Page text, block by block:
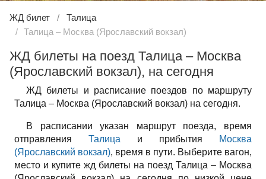
ЖД билет
Талица
Талица – Москва (Ярославский вокзал)
ЖД билеты на поезд Талица – Москва
(Ярославский вокзал), на сегодня
ЖД билеты и расписание поездов по маршруту
Талица – Москва (Ярославский вокзал) на сегодня.
В расписании указан маршрут поезда, время
отправления Талица и прибытия
Москва
(Ярославский вокзал), время в пути. Выберите вагон,
место и купите жд билеты на поезд Талица – Москва